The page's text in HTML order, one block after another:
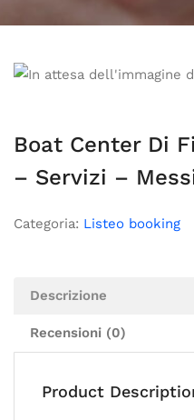
Boat Center Di
– Servizi –
Categoria: Listeo booking
Descrizione
Recensioni (0)
Product